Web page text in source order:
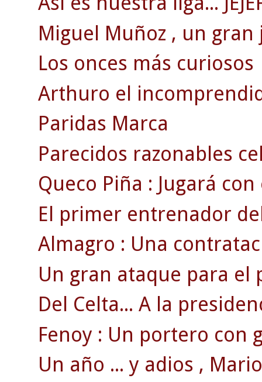
Miguel Muñoz , un
Los onces más curiosos
Arthuro el
Paridas Marca
Parecidos razonables
Queco Piña : Jugará
El primer entrenador
Almagro : Una
Un gran ataque para el
Del Celta... A la
Fenoy : Un portero con
Un año ... y adios ,